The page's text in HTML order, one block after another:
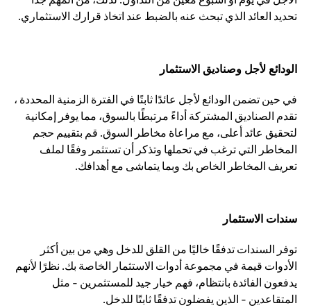
تحديد العائد الذي تبحث عنه بالضبط عند اتخاذ قرارك الاستثماري.
الودائع لأجل وصناديق الاستثمار
في حين تضمن الودائع لأجل عائدًا ثابتًا في الفترة الزمنية المحددة ،
تقدم الصناديق المشتركة أداءً مرتبطًا بالسوق، مما يوفر إمكانية
لتحقيق عائد أعلى، مع مراعاة مخاطر السوق. قم بتقييم حجم
المخاطر التي ترغب في تحملها وتذكر أن تستثمر وفقًا لملف
تعريف المخاطر الخاص بك وبما يتماشى مع أهدافك.
سندات الاستثمار
توفر السندات تدفقًا خاليًا من القلق للدخل وهي من بين أكثر
الأدوات قيمة في مجموعة أدوات الاستثمار الخاصة بك. نظرًا لأنهم
يدفعون الفائدة بانتظام، فهم خيار جيد للمستثمرين - مثل
المتقاعدين - الذين يفضلون تدفقًا ثابتًا للدخل.